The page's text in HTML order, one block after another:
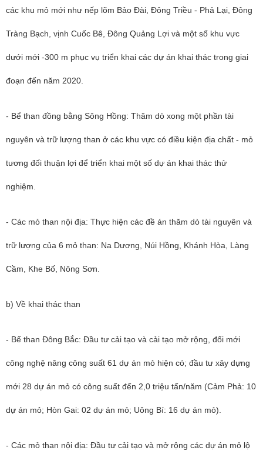
các khu mỏ mới như nếp lõm Bảo Đài, Đông Triều - Phả Lại, Đông
Tràng Bạch, vịnh Cuốc Bê, Đông Quảng Lợi và một số khu vực
dưới mới -300 m phục vụ triển khai các dự án khai thác trong giai
đoạn đến năm 2020.
- Bể than đồng bằng Sông Hồng: Thăm dò xong một phần tài
nguyên và trữ lượng than ở các khu vực có điều kiện địa chất - mỏ
tương đối thuận lợi để triển khai một số dự án khai thác thử
nghiệm.
- Các mỏ than nội địa: Thực hiện các đề án thăm dò tài nguyên và
trữ lượng của 6 mỏ than: Na Dương, Núi Hồng, Khánh Hòa, Làng
Cầm, Khe Bố, Nông Sơn.
b) Về khai thác than
- Bể than Đông Bắc: Đầu tư cải tạo và cải tạo mở rộng, đổi mới
công nghệ nâng công suất 61 dự án mỏ hiện có; đầu tư xây dựng
mới 28 dự án mỏ có công suất đến 2,0 triệu tấn/năm (Cảm Phả: 10
dự án mỏ; Hòn Gai: 02 dự án mỏ; Uông Bí: 16 dự án mỏ).
- Các mỏ than nội địa: Đầu tư cải tạo và mở rộng các dự án mỏ lộ